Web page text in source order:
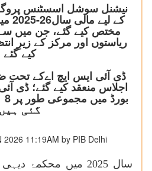
نیشنل سوشل اسسٹنس
ریاستوں اور مرکز کے زیرِ
کیے گئے
اجلاس منعقد کیے گئے؛ ڈی
گئی ہیں
2026 11:19AM by PIB Delhi
سال 2025 میں محکمۂ